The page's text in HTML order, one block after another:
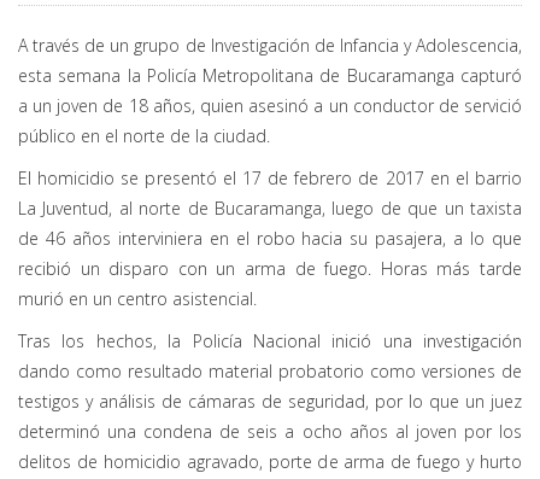
A través de un grupo de Investigación de Infancia y Adolescencia,
esta semana la Policía Metropolitana de Bucaramanga capturó
a un joven de 18 años, quien asesinó a un conductor de servició
público en el norte de la ciudad.
El homicidio se presentó el 17 de febrero de 2017 en el barrio
La Juventud, al norte de Bucaramanga, luego de que un taxista
de 46 años interviniera en el robo hacia su pasajera, a lo que
recibió un disparo con un arma de fuego. Horas más tarde
murió en un centro asistencial.
Tras los hechos, la Policía Nacional inició una investigación
dando como resultado material probatorio como versiones de
testigos y análisis de cámaras de seguridad, por lo que un juez
determinó una condena de seis a ocho años al joven por los
delitos de homicidio agravado, porte de arma de fuego y hurto